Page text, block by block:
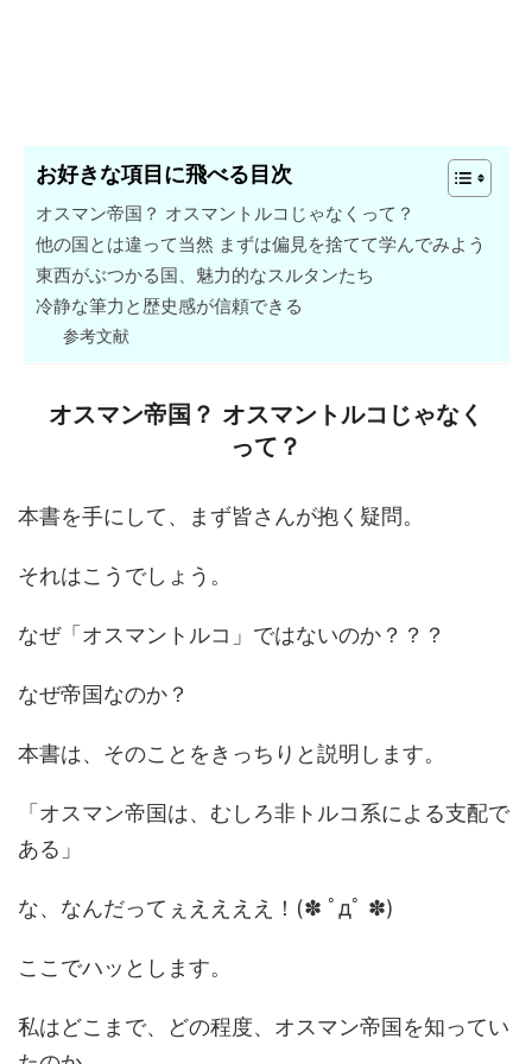
お好きな項目に飛べる目次
オスマン帝国？ オスマントルコじゃなくって？
他の国とは違って当然 まずは偏見を捨てて学んでみよう
東西がぶつかる国、魅力的なスルタンたち
冷静な筆力と歴史感が信頼できる
参考文献
オスマン帝国？ オスマントルコじゃなく
って？
本書を手にして、まず皆さんが抱く疑問。
それはこうでしょう。
なぜ「オスマントルコ」ではないのか？？？
なぜ帝国なのか？
本書は、そのことをきっちりと説明します。
「オスマン帝国は、むしろ非トルコ系による支配で
ある」
な、なんだってぇええええ！(✽ ﾟдﾟ ✽)
ここでハッとします。
私はどこまで、どの程度、オスマン帝国を知ってい